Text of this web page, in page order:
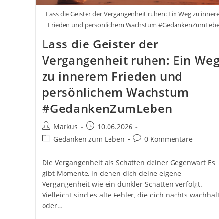
Lass die Geister der Vergangenheit ruhen: Ein Weg zu
Frieden und persönlichem Wachstum
Lass die Geister der
Vergangenheit ruhen: Ein Weg
zu innerem Frieden und
persönlichem Wachstum
#GedankenZumLeben
Beitrags-
Autor:
Markus
Beitrag
veröffentlicht:
10.06.2026
Beitrags-
Gedanken zum Leben
Beitrags-
0 Kommentare
Die Vergangenheit als Schatten deiner Gegenwart Es
gibt Momente, in denen dich deine eigene
Vergangenheit wie ein dunkler Schatten verfolgt.
Vielleicht sind es alte Fehler, die dich nachts
oder…